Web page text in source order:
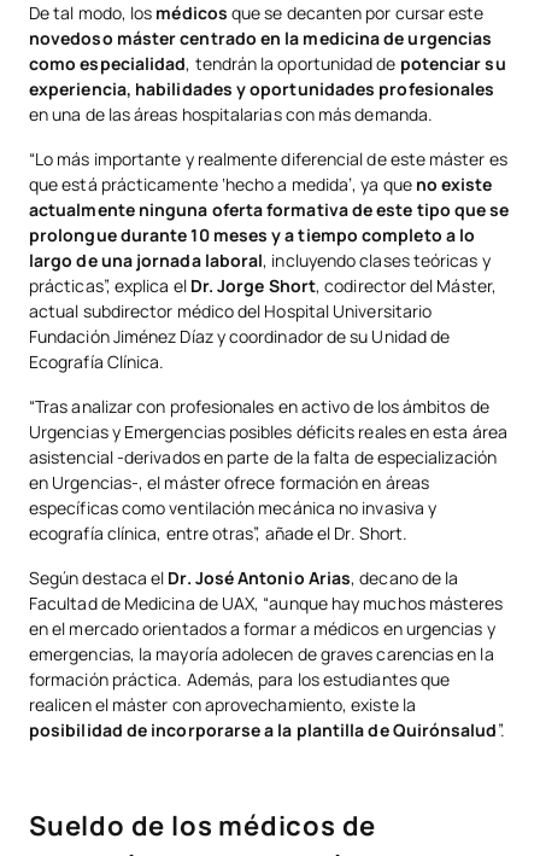
De tal modo, los médicosque se decanten por cursar este
novedoso máster centrado en la medicina de urgencias
como especialidad, tendrán la oportunidad de potenciar su
experiencia, habilidades y oportunidades profesionales
en una de las áreas hospitalarias con más demanda.
“Lo más importante y realmente diferencial de este máster es
que está prácticamente ‘hecho a medida’, ya que no existe
actualmente ninguna oferta formativa de este tipo que se
prolongue durante 10 meses y a tiempo completo a lo
largo de una jornada laboral, incluyendo clases teóricas y
prácticas”, explica el Dr. Jorge Short, codirector del Máster,
actual subdirector médico del Hospital Universitario
Fundación Jiménez Díaz y coordinador de su Unidad de
Ecografía Clínica.
“Tras analizar con profesionales en activo de los ámbitos de
Urgencias y Emergencias posibles déficits reales en esta área
asistencial -derivados en parte de la falta de especialización
en Urgencias-, el máster ofrece formación en áreas
específicas como ventilación mecánica no invasiva y
ecografía clínica, entre otras”, añade el Dr. Short.
Según destaca el Dr. José Antonio Arias, decano de la
Facultad de Medicina de UAX, “aunque hay muchos másteres
en el mercado orientados a formar a médicos en urgencias y
emergencias, la mayoría adolecen de graves carencias en la
formación práctica. Además, para los estudiantes que
realicen el máster con aprovechamiento, existe la
posibilidad de incorporarse a la plantilla de Quirónsalud”.
Sueldo de los médicos de